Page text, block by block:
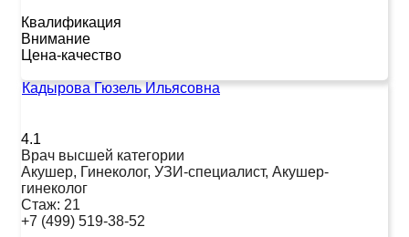
Квалификация
Внимание
Цена-качество
Кадырова Гюзель Ильясовна
4.1
Врач высшей категории
Акушер, Гинеколог, УЗИ-специалист, Акушер-
гинеколог
Стаж: 21
+7 (499) 519-38-52